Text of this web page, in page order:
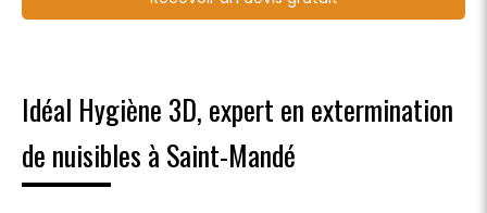
Idéal Hygiène 3D, expert en extermination
de nuisibles à Saint-Mandé